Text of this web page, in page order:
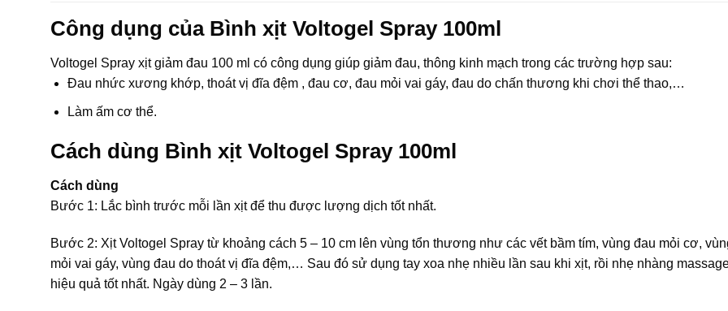
Công dụng của Bình xịt Voltogel Spray 100ml
Voltogel Spray xịt giảm đau 100 ml có công dụng giúp giảm đau, thông kinh mạch trong các trường hợp sau:
Đau nhức xương khớp, thoát vị đĩa đệm , đau cơ, đau mỏi vai gáy, đau do chấn thương khi chơi thể thao,…
Làm ấm cơ thể.
Cách dùng Bình xịt Voltogel Spray 100ml
Cách dùng
Bước 1: Lắc bình trước mỗi lần xịt để thu được lượng dịch tốt nhất.
Bước 2: Xịt Voltogel Spray từ khoảng cách 5 – 10 cm lên vùng tổn thương như các vết bầm tím, vùng đau mỏi cơ,
mỏi vai gáy, vùng đau do thoát vị đĩa đệm,… Sau đó sử dụng tay xoa nhẹ nhiều lần sau khi xịt, rồi nhẹ nhàng
hiệu quả tốt nhất. Ngày dùng 2 – 3 lần.